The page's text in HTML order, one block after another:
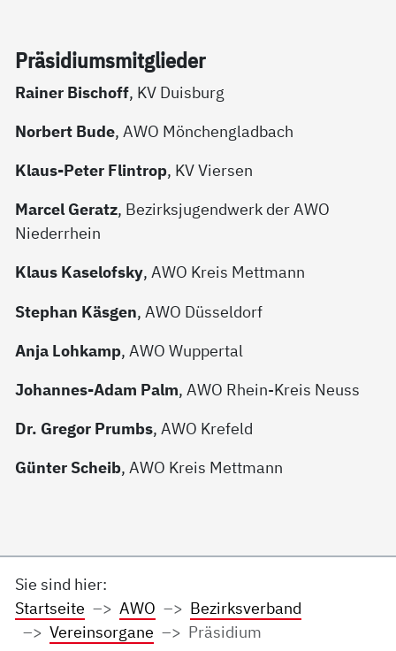
Prä­si­di­ums­mit­g­lie­der
Rainer Bischoff, KV Duisburg
Norbert Bude, AWO Mönchengladbach
Klaus-Peter Flintrop, KV Viersen
Marcel Geratz, Bezirksjugendwerk der AWO
Niederrhein
Klaus Kaselofsky, AWO Kreis Mettmann
Stephan Käsgen, AWO Düsseldorf
Anja Lohkamp, AWO Wuppertal
Johannes-Adam Palm, AWO Rhein-Kreis Neuss
Dr. Gregor Prumbs, AWO Krefeld
Günter Scheib, AWO Kreis Mettmann
Sie sind hier:
Startseite
AWO
Bezirksverband
Vereinsorgane
Präsidium